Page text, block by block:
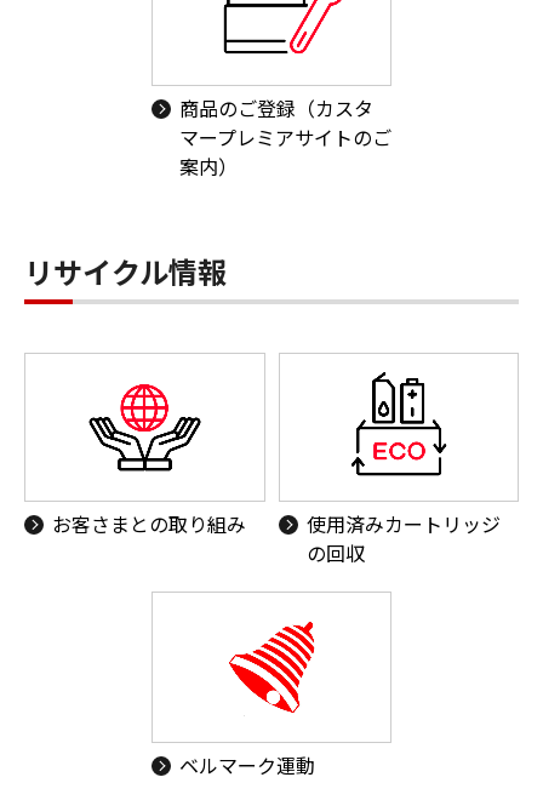
商品のご登録（カスタ
マープレミアサイトのご
案内）
リサイクル情報
お客さまとの取り組み
使用済みカートリッジ
の回収
ベルマーク運動